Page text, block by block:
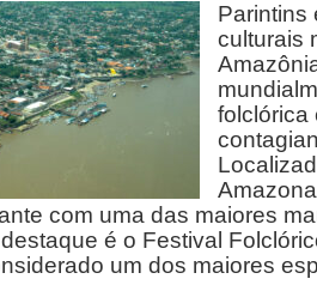
Parintins
culturais
folclórica
com uma das maiores
é o Festival
um dos maiores